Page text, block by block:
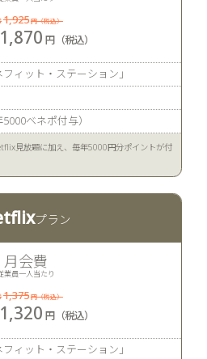
1,925
1,870
ィット・ステーション」
ベネポ付与）
見放題に加え、毎年5000円分ポイントが付
月会費
業員一人当たり
1,375
1,320
ィット・ステーション」